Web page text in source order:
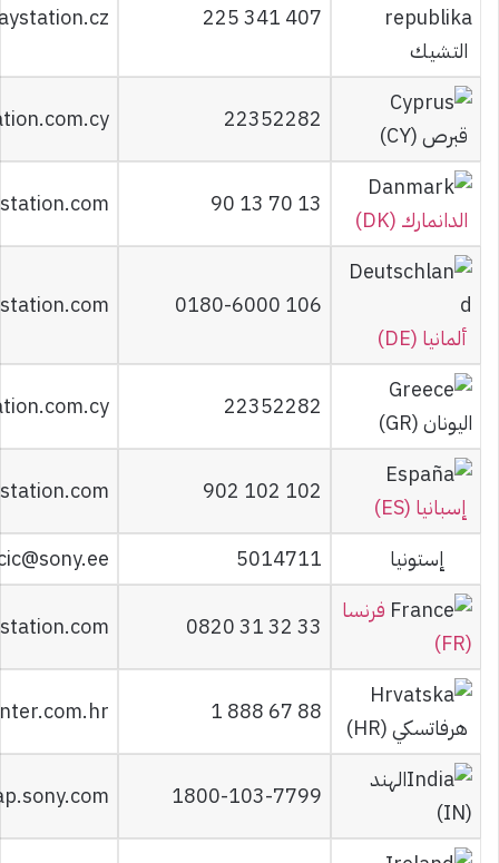
التشيك
225 341 407
قبرص (CY)
22352282
الدانمارك (DK)
90 13 70 13
ألمانيا (DE)
0180-6000 106
اليونان (GR)
22352282
إسبانيا (ES)
902 102 102
إستونيا 5014711
فرنسا
(FR)
0820 31 32 33
هرفاتسكي (HR)
1 888 67 88
الهند
(IN)
1800-103-7799